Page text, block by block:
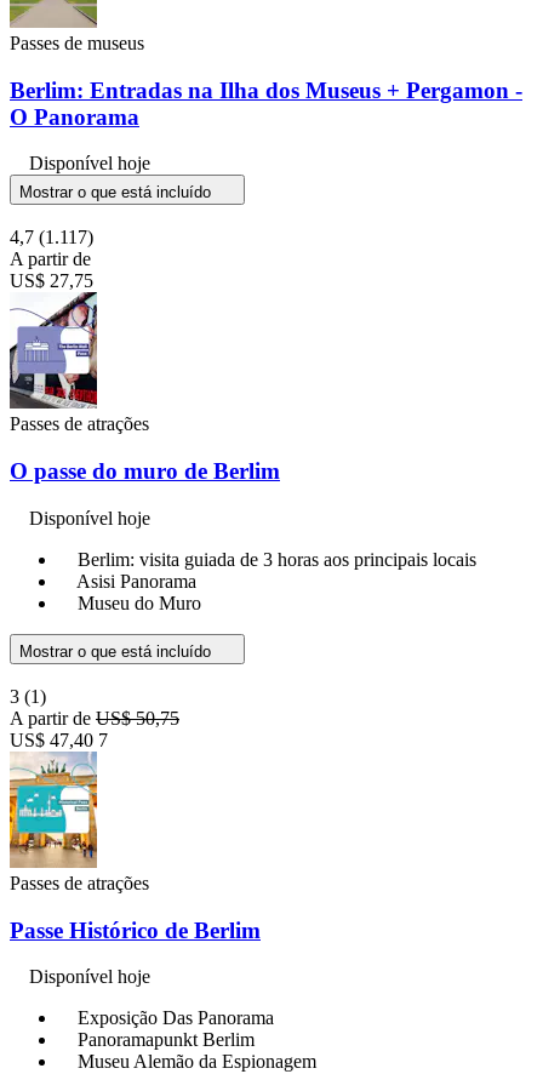
Passes de museus
Berlim: Entradas na Ilha dos Museus + Pergamon -
O Panorama
Disponível hoje
Mostrar o que está incluído
4,7 (1.117)
A partir de
US$ 27,75
Passes de atrações
O passe do muro de Berlim
Disponível hoje
Berlim: visita guiada de 3 horas aos principais locais
Asisi Panorama
Museu do Muro
Mostrar o que está incluído
3 (1)
A partir de US$ 50,75
US$ 47,40 7
Passes de atrações
Passe Histórico de Berlim
Disponível hoje
Exposição Das Panorama
Panoramapunkt Berlim
Museu Alemão da Espionagem